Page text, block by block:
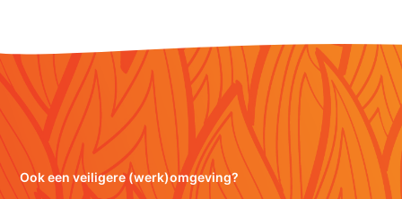
Ook een veiligere (werk)omgeving?